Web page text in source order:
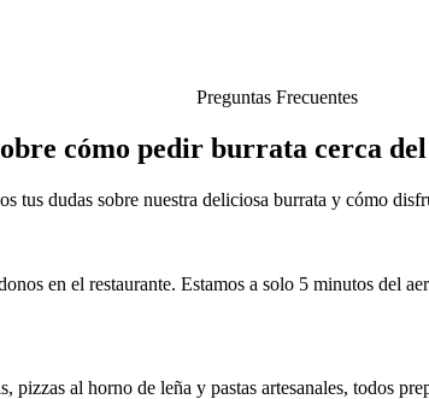
Preguntas Frecuentes
cómo pedir burrata cerca
tus dudas sobre nuestra deliciosa burrata y cómo
en el restaurante. Estamos a solo 5 minutos del
al horno de leña y pastas artesanales, todos